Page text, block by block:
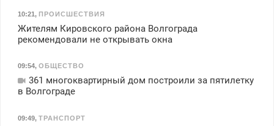
10:21, ПРОИСШЕСТВИЯ
Жителям Кировского района Волгограда
рекомендовали не открывать окна
09:54, ОБЩЕСТВО
361 многоквартирный дом построили за пятилетку
в Волгограде
09:49, ТРАНСПОРТ